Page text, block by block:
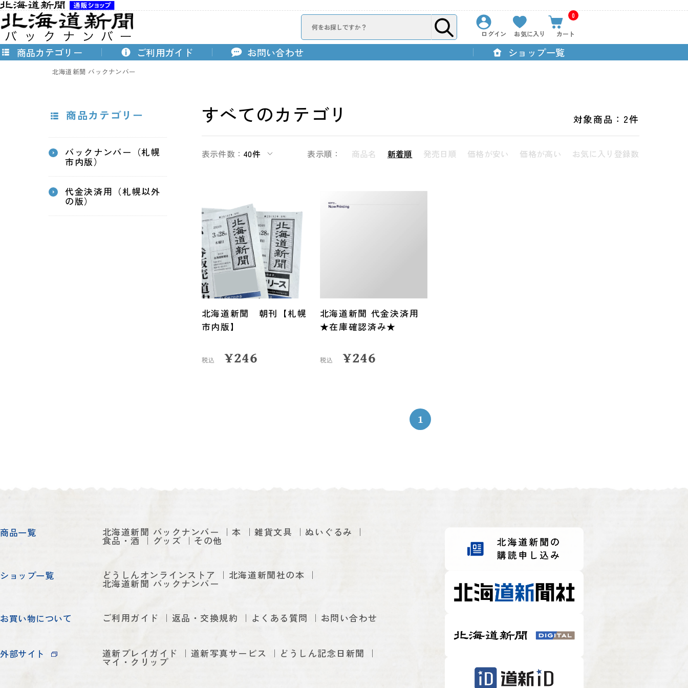
ログイン お気に入り
0
カート
商品カテゴリー ショップ一覧
ご利用ガイド お問い合わせ
北海道新聞 バックナンバー
商品カテゴリー
バックナンバー（札幌
市内版）
代金決済用（札幌以外
の版）
すべてのカテゴリ 対象商品： 2件
表示件数： 40件 表示順： 商品名 新着順 発売日順 価格が安い 価格が高い お気に入り登録数
北海道新聞 朝刊【札幌
市内版】
税込 ¥246
北海道新聞 代金決済用
★在庫確認済み★
税込 ¥246
1
商品一覧 北海道新聞 バックナンバー 本 雑貨文具 ぬいぐるみ
食品・酒 グッズ その他
ショップ一覧 どうしんオンラインストア 北海道新聞社の本
北海道新聞 バックナンバー
お買い物について ご利用ガイド 返品・交換規約 よくある質問 お問い合わせ
外部サイト 道新プレイガイド 道新写真サービス どうしん記念日新聞
マイ・クリップ